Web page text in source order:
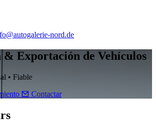
nord.de
Exportación de Vehículos
• Fiable
Contactar